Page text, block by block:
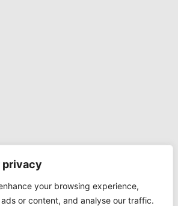
privacy
your browsing experience,
or content, and analyse our traffic.